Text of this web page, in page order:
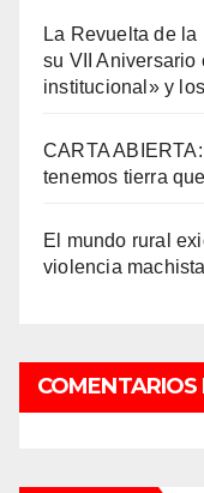
La Revuelta de
su VII Aniversario
institucional» y
CARTA
tenemos tierra
El mundo rural
violencia machista
COMENTARIOS